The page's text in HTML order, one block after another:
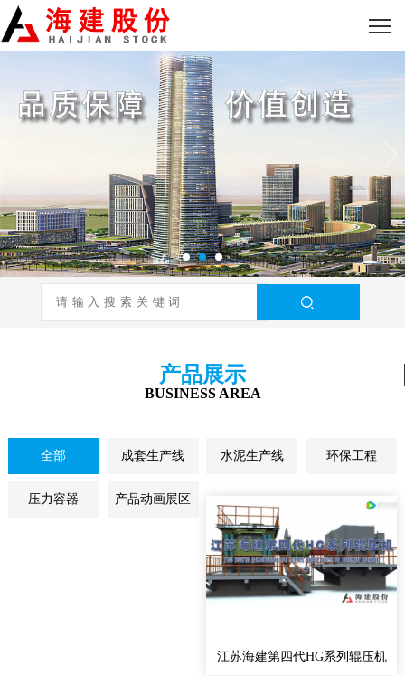
产品展示
BUSINESS AREA
全部 成套生产线 水泥生产线 环保工程
压力容器 产品动画展区
江苏海建第四代HG系列辊压机